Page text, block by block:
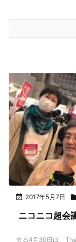
 2017年5月7日
ニコニコ超会
去る4月30日は、